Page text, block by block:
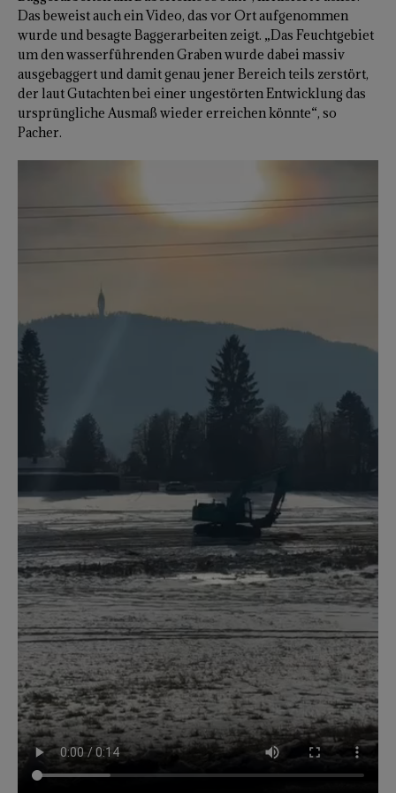
Das beweist auch ein Video, das vor Ort aufgenommen
wurde und besagte Baggerarbeiten zeigt. „Das Feuchtgebiet
um den wasserführenden Graben wurde dabei massiv
ausgebaggert und damit genau jener Bereich teils zerstört,
der laut Gutachten bei einer ungestörten Entwicklung das
ursprüngliche Ausmaß wieder erreichen könnte“, so
Pacher.